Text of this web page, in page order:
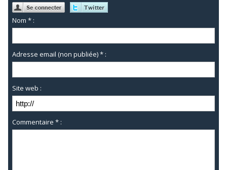
Nom * :
Adresse email (non publiée) * :
Site web :
Commentaire * :